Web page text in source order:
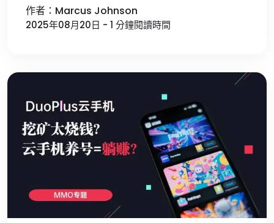
作者：Marcus Johnson
2025年08月20日 - 1 分鐘閱讀時間